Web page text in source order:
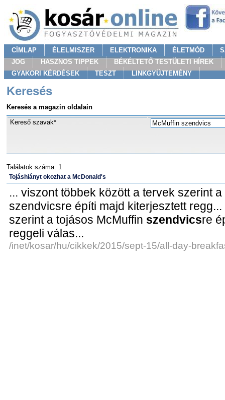
CÍMLAP ÉLELMISZER ELEKTRONIKA ÉLETMÓD
JOG
HASZNOS TIPPEK
BÉKÉLTETŐ TESTÜLETI HÍREK
GYAKORI KÉRDÉSEK
TESZT LINKGYÜJTEMÉNY
Keresés
Keresés a magazin oldalain
Kereső szavak*
Találatok száma: 1
Tojáshiányt okozhat a McDonald's
... viszont többek között a tervek szerint
szendvicsre építi majd kiterjesztett
szerint a tojásos McMuffin szendvicsre
reggeli válas...
/inet/kosar/hu/cikkek/2015/sept-15/all-day-